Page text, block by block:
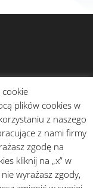
plików cookies w
z naszego
z nami firmy
zgodę na
kliknij na „x” w
wyrażasz zgody,